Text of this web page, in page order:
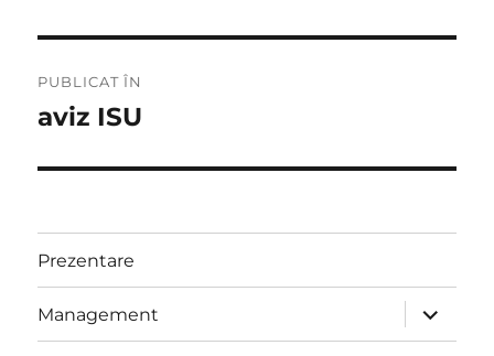
în
PUBLICAT ÎN
aviz ISU
Prezentare
Management
extinde
meniul
copil